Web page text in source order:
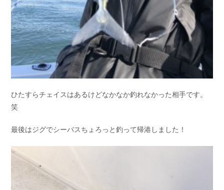
ひたすらチェイスはあるけどなかなか釣れなかった相手です。
笑
最後はジグでシーバスちょろっと釣って帰港しました！